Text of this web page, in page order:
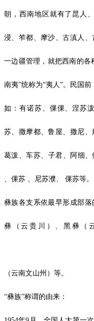
朝，西南地区就有了昆人
浸、笮都、摩沙、古滇人
一边疆管理，就把西南的各
南夷”统称为“夷人”。民国前
如：有诺苏、倮倮、涅苏
苏、撒摩都、鲁屋、撒尼、
葛泼、车苏、子君、阿细
、倮苏 、尼苏濮、 倮苏等。
彝族各支系依最早形成部
彝（云贵川）、黑彝（
（云南文山州）等。
“彝族”称谓的由来：